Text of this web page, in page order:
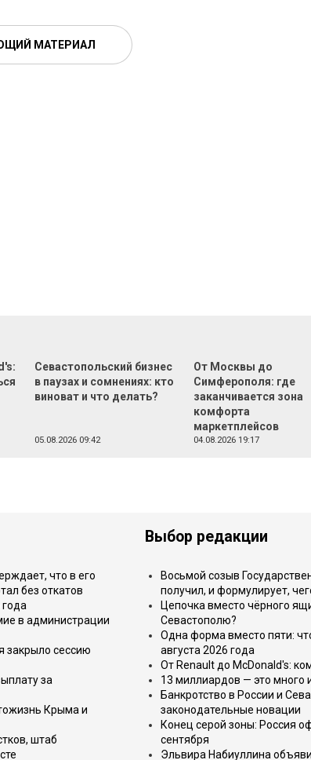
МАТЕРИАЛ
Севастопольский бизнес
в паузах и сомнениях: кто
виноват и что делать?
05.08.2026 09:42
От Москвы до
Симферополя: где
заканчивается зона
комфорта
маркетплейсов
04.08.2026 19:17
что в его
без откатов
в администрации
закрыло сессию
за
Крыма и
штаб
Выбор редакции
Восьмой созыв
получил, и формулирует,
Цепочка вместо чёрного
Севастополю?
Одна форма вместо пяти:
августа 2026 года
От Renault до McDonald's:
13 миллиардов — это много
Банкротство в России и
законодательные новации
Конец серой зоны: Россия
сентября
Эльвира Набиуллина